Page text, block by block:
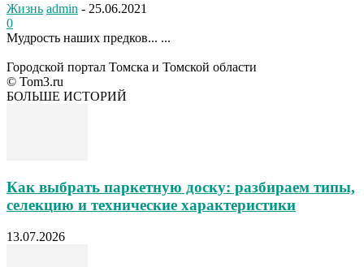
Жизнь admin - 25.06.2021
0
Мудрость наших предков... ...
Городской портал Томска и Томской области
© Tom3.ru
БОЛЬШЕ ИСТОРИЙ
Как выбрать паркетную доску: разбираем типы,
селекцию и технические характеристики
13.07.2026